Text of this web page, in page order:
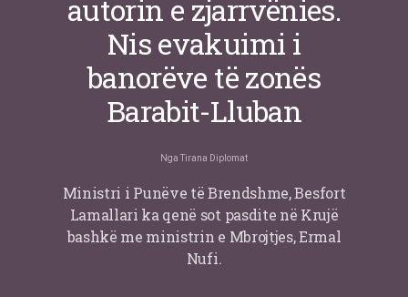
autorin e zjarrvënies.
Nis evakuimi i
banorëve të zonës
Barabit-Lluban
Nga Tirana Diplomat
Ministri i Punëve të Brendshme, Besfort
Lamallari ka qenë sot pasdite në Krujë
bashkë me ministrin e Mbrojtjes, Ermal
Nufi.